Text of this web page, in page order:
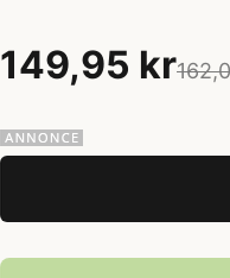
149,95 kr